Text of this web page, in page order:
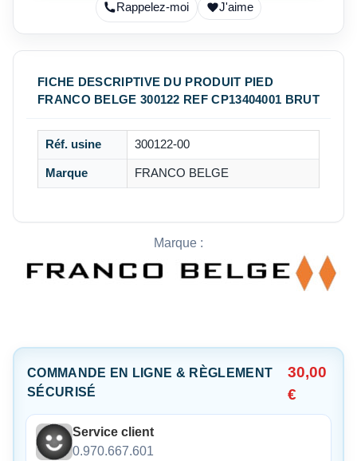
Rappelez-moi J'aime
FICHE DESCRIPTIVE DU PRODUIT PIED
FRANCO BELGE 300122 REF CP13404001 BRUT
Réf. usine 300122-00
Marque FRANCO BELGE
Marque :
COMMANDE EN LIGNE & RÈGLEMENT
SÉCURISÉ
30,00
€
Service client
0.970.667.601